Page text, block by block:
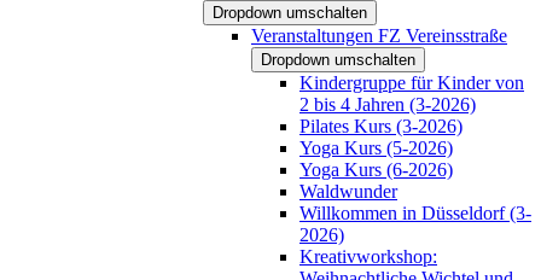
Dropdown umschalten
Veranstaltungen FZ Vereinsstraße
Dropdown umschalten
Kindergruppe für Kinder von
2 bis 4 Jahren (3-2026)
Pilates Kurs (3-2026)
Yoga Kurs (5-2026)
Yoga Kurs (6-2026)
Waldwunder
Willkommen in Düsseldorf (3-
2026)
Kreativworkshop: